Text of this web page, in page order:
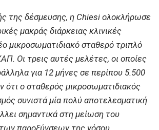
της δέσμευσης, η Chiesi ολοκλήρωσε
μακράς διάρκειας κλινικές
μικροσωματιδιακό σταθερό τριπλό
Οι τρεις αυτές μελέτες, οι οποίες
για 12 μήνες σε περίπου 5.500
ότι ο σταθερός μικροσωματιδιακός
συνιστά μία πολύ αποτελεσματική
σημαντικά στη μείωση του
παροξύνσεων της νόσου,